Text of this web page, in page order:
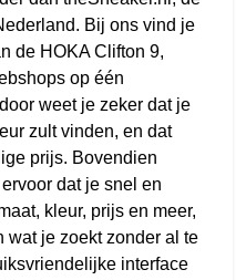
Bij ons vind je
de HOKA Clifton 9,
op één
weet je zeker dat je
zult vinden, en dat
prijs. Bovendien
dat je snel en
kleur, prijs en meer,
wat je zoekt zonder al te
interface